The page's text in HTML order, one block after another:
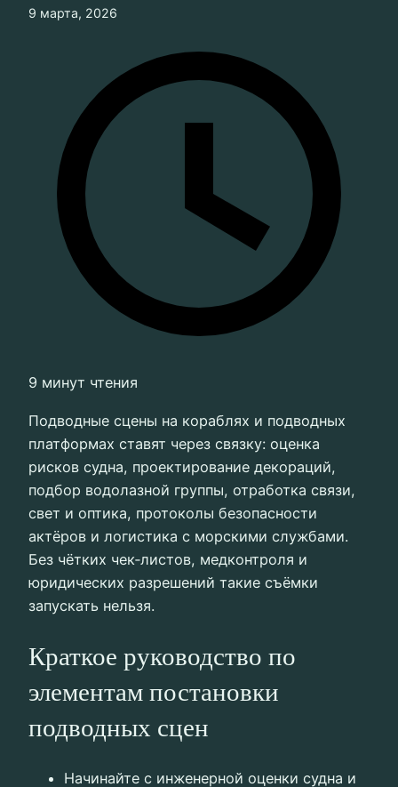
9 марта, 2026
9 минут чтения
Подводные сцены на кораблях и подводных
платформах ставят через связку: оценка
рисков судна, проектирование декораций,
подбор водолазной группы, отработка связи,
свет и оптика, протоколы безопасности
актёров и логистика с морскими службами.
Без чётких чек‑листов, медконтроля и
юридических разрешений такие съёмки
запускать нельзя.
Краткое руководство по
элементам постановки
подводных сцен
Начинайте с инженерной оценки судна и